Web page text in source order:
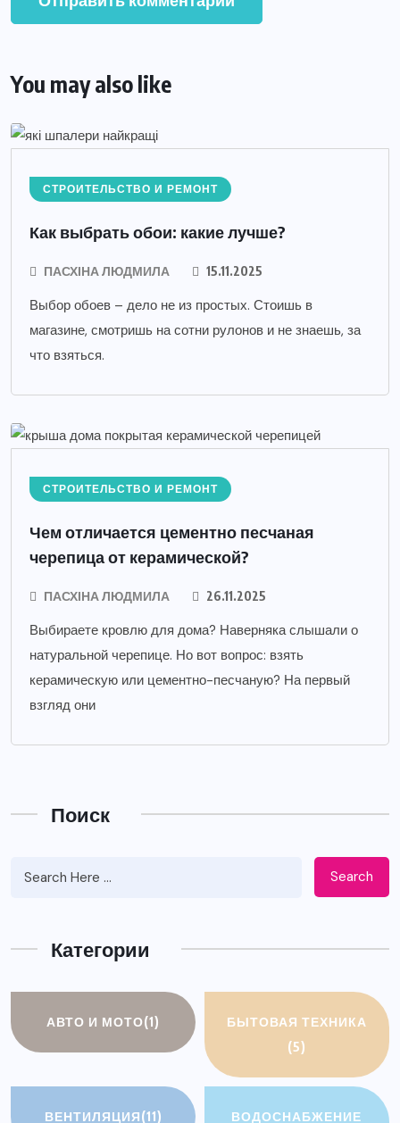
You may also like
СТРОИТЕЛЬСТВО И РЕМОНТ
Как выбрать обои: какие лучше?
ПАСХІНА ЛЮДМИЛА 15.11.2025
Выбор обоев – дело не из простых. Стоишь в
магазине, смотришь на сотни рулонов и не знаешь, за
что взяться.
СТРОИТЕЛЬСТВО И РЕМОНТ
Чем отличается цементно песчаная
черепица от керамической?
ПАСХІНА ЛЮДМИЛА 26.11.2025
Выбираете кровлю для дома? Наверняка слышали о
натуральной черепице. Но вот вопрос: взять
керамическую или цементно-песчаную? На первый
взгляд они
Поиск
Search
Категории
АВТО И МОТО(1)
БЫТОВАЯ ТЕХНИКА
(5)
ВЕНТИЛЯЦИЯ(11) ВОДОСНАБЖЕНИЕ